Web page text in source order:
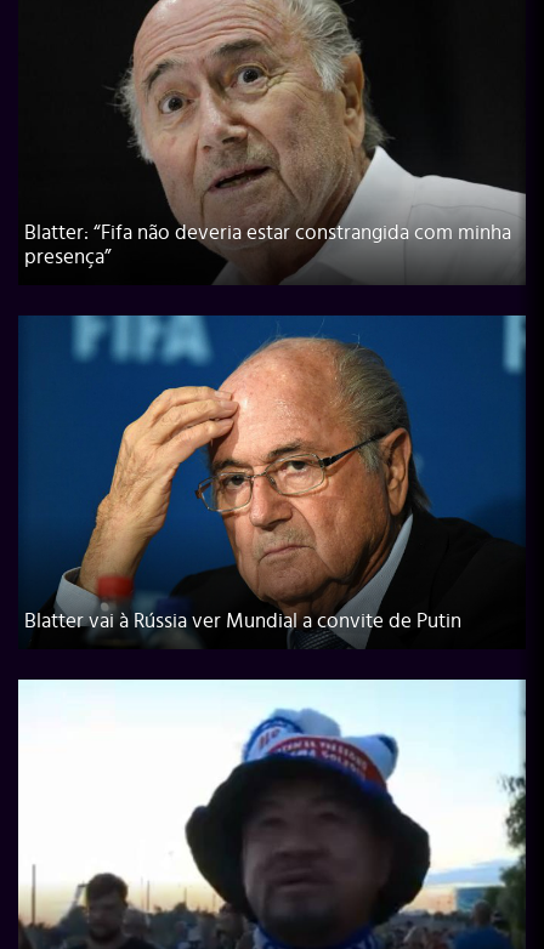
Blatter: “Fifa não deveria estar constrangida com minha
presença”
Blatter vai à Rússia ver Mundial a convite de Putin